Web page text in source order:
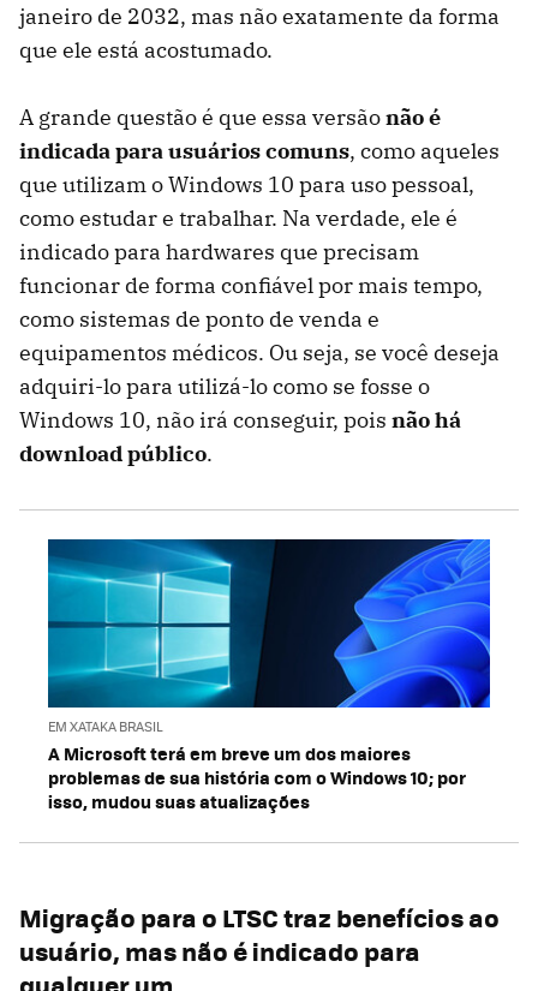
janeiro de 2032, mas não exatamente da forma
que ele está acostumado.
A grande questão é que essa versãonão é
indicada para usuários comuns, como aqueles
que utilizam o Windows 10 para uso pessoal,
como estudar e trabalhar. Na verdade, ele é
indicado para hardwares que precisam
funcionar de forma confiável por mais tempo,
como sistemas de ponto de venda e
equipamentos médicos. Ou seja, se você deseja
adquiri-lo para utilizá-lo como se fosse o
Windows 10, não irá conseguir, pois não há
download público.
EM XATAKA BRASIL
A Microsoft terá em breve um dos maiores
problemas de sua história com o Windows 10; por
isso, mudou suas atualizações
Migração para o LTSC traz benefícios ao
usuário, mas não é indicado para